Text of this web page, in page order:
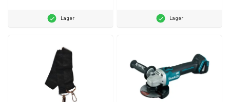
Lager Lager